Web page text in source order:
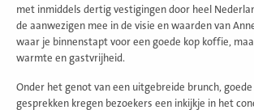
met inmiddels dertig vestigingen door heel
de aanwezigen mee in de visie en waarden van
waar je binnenstapt voor een goede kop koffie,
warmte en gastvrijheid.
Onder het genot van een uitgebreide brunch,
gesprekken kregen bezoekers een inkijkje in het